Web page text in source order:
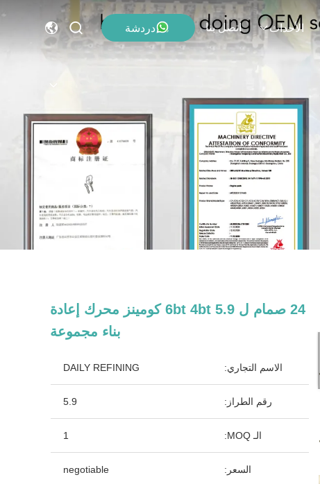
الأحداث اتصل بنا دردشة
24 صمام ل 6bt 4bt 5.9 كومينز محرك إعادة
بناء مجموعة
الاسم التجاري: DAILY REFINING
رقم الطراز: 5.9
الـ MOQ: 1
السعر: negotiable